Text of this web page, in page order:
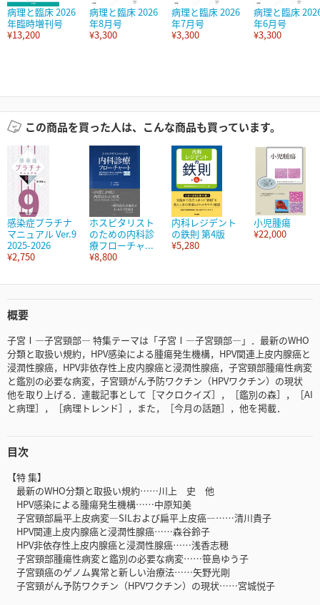
病理と臨床 2026
年臨時増刊号
¥13,200
病理と臨床 2026
年8月号
¥3,300
病理と臨床 2026
年7月号
¥3,300
病理と臨床
年6月号
¥3,300
この商品を買った人は、こんな商品も買っています。
感染症プラチナ
マニュアル Ver.9
2025-2026
¥2,750
ホスピタリスト
のための内科診
療フローチャ...
¥8,800
内科レジデント
の鉄則 第4版
¥5,280
小児腫瘍
¥22,000
概要
子宮Ⅰ―子宮頸部― 特集テーマは「子宮Ⅰ―子宮頸部―」．最新のWHO
分類と取扱い規約，HPV感染による腫瘍発生機構，HPV関連上皮内腺癌と
浸潤性腺癌，HPV非依存性上皮内腺癌と浸潤性腺癌，子宮頸部腫瘍性病変
と鑑別の必要な病変，子宮頸がん予防ワクチン（HPVワクチン）の現状
他を取り上げる．連載記事として［マクロクイズ］，［鑑別の森］，［AI
と病理］，［病理トレンド］，また，［今月の話題］，他を掲載．
目次
【特 集】
最新のWHO分類と取扱い規約……川上 史 他
HPV感染による腫瘍発生機構……中原知美
子宮頸部扁平上皮病変―SILおよび扁平上皮癌―……清川貴子
HPV関連上皮内腺癌と浸潤性腺癌……森谷鈴子
HPV非依存性上皮内腺癌と浸潤性腺癌……浅香志穂
子宮頸部腫瘍性病変と鑑別の必要な病変……笹島ゆう子
子宮頸癌のゲノム異常と新しい治療法……矢野光剛
子宮頸がん予防ワクチン（HPVワクチン）の現状……宮城悦子